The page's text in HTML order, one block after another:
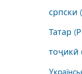
српски
Татар
тоҷикӣ